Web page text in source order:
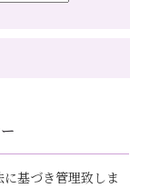
基づき管理致しま